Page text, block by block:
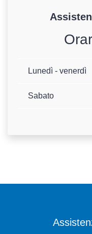
Lunedì - venerdì
Sabato